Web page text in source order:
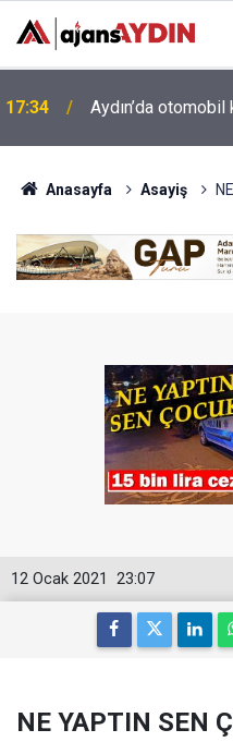
16:07
hazırlanıyor
Anasayfa Asayiş
23:07
12 Ocak 2021
NE YAPTIN SEN